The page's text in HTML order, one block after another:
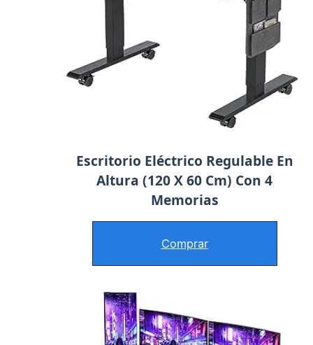
Escritorio Eléctrico Regulable En
Altura (120 X 60 Cm) Con 4
Memorias
Comprar